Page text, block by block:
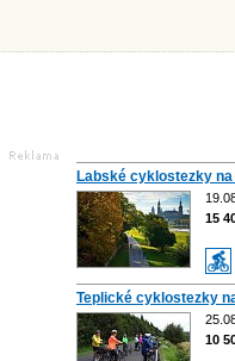
Labské cyklostezky
15
Teplické cyklostezky
10